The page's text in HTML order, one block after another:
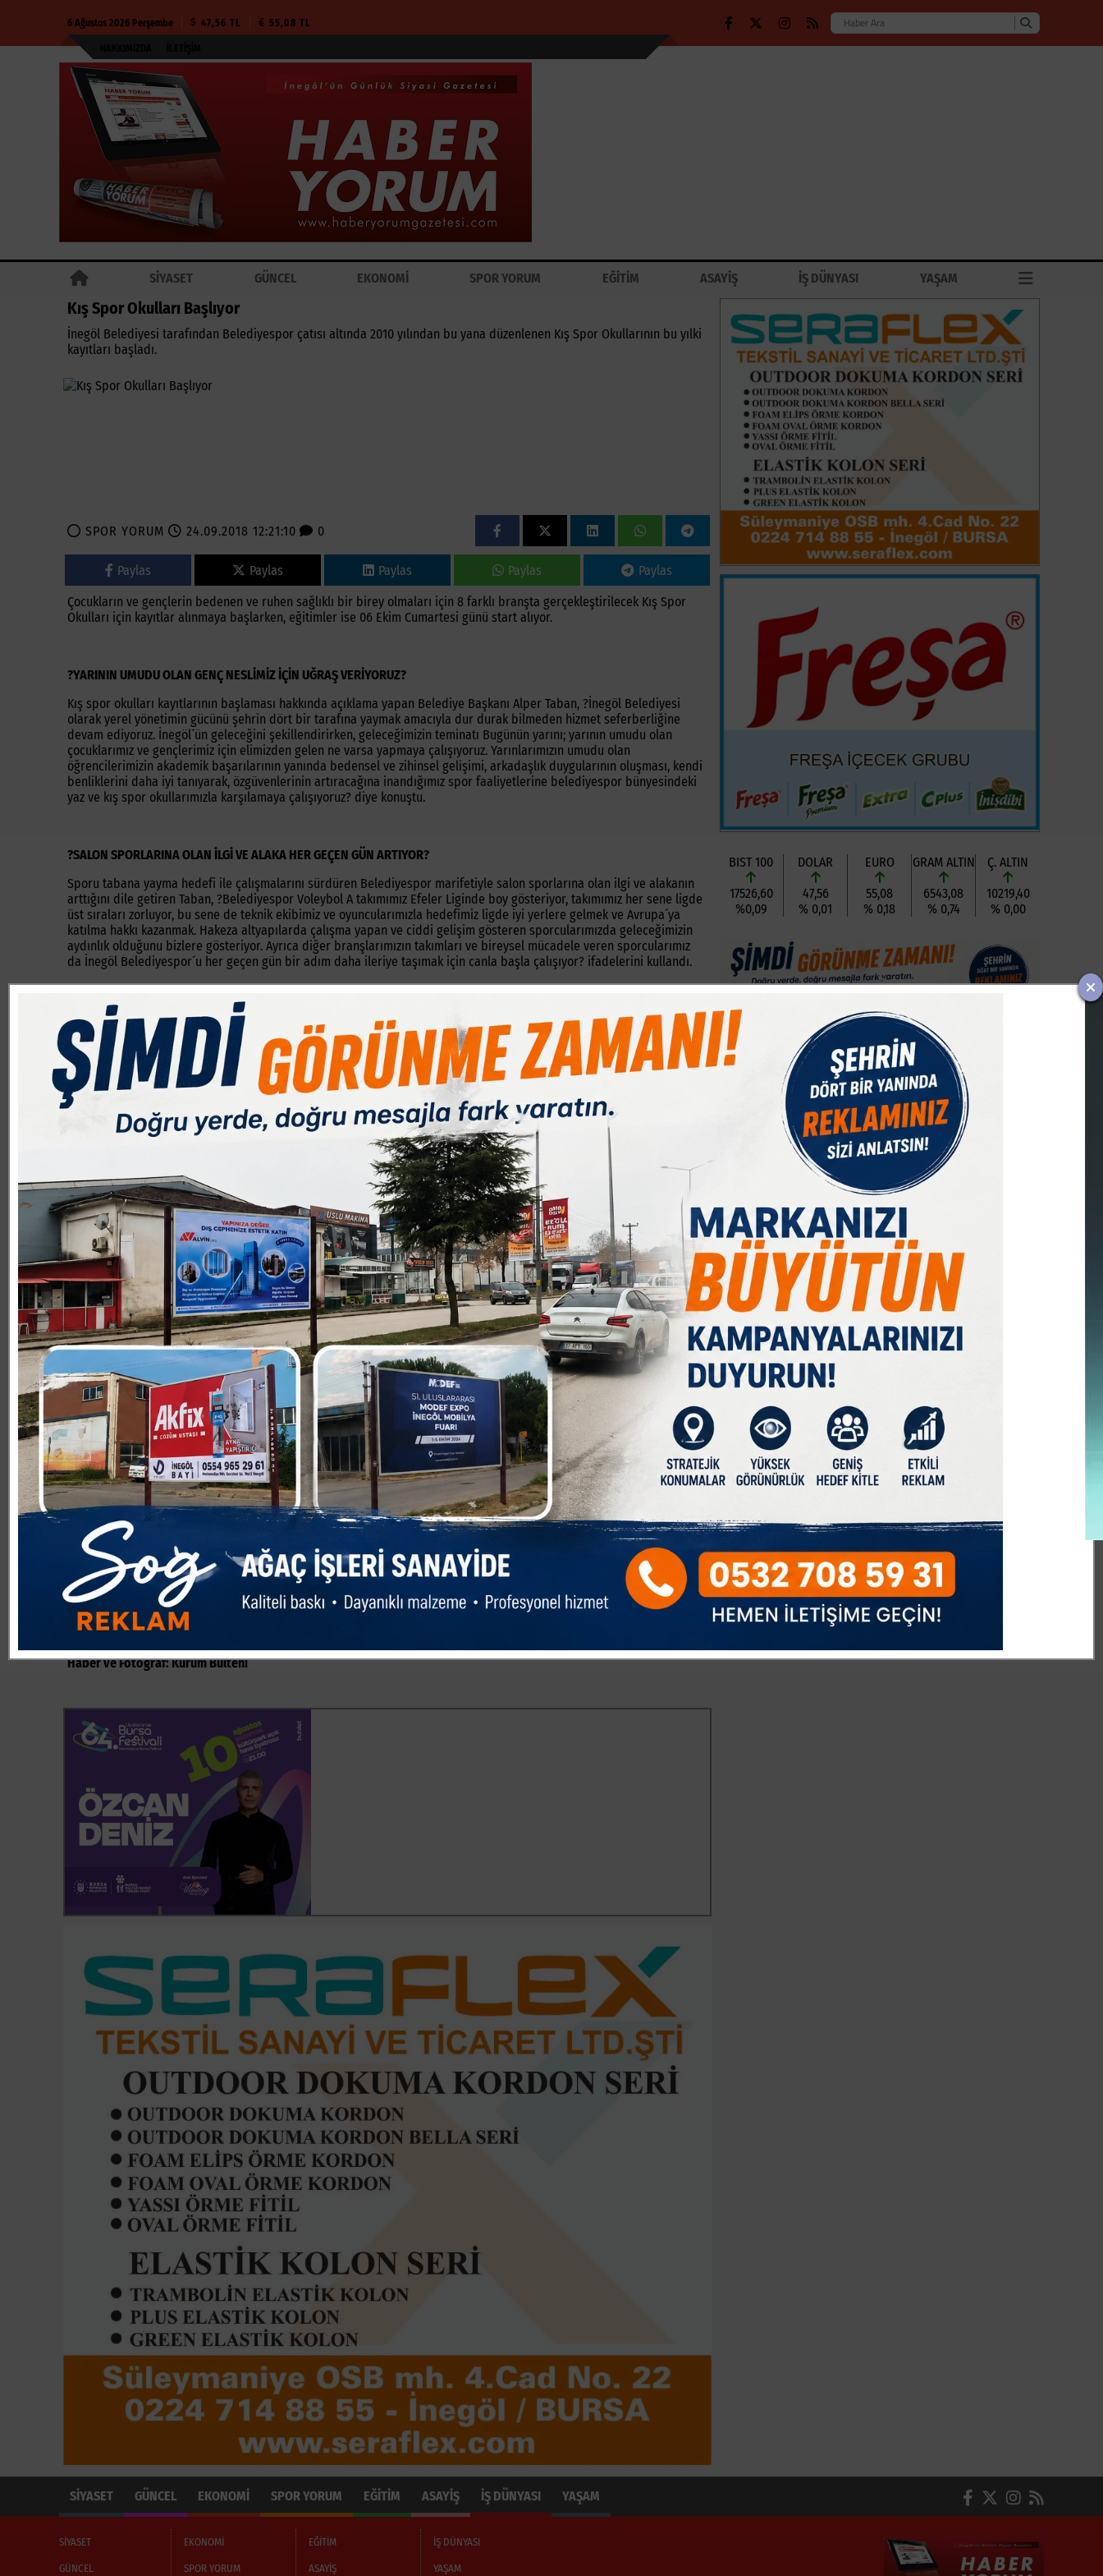
6 Ağustos 2026 Perşembe 47,56 TL 55,08 TL
SİYASET GÜNCEL EKONOMİ SPOR YORUM EĞİTİM ASAYİŞ İŞ DÜNYASI YAŞAM
Kış Spor Okulları Başlıyor
İnegöl Belediyesi tarafından Belediyespor çatısı altında 2010 yılından bu yana düzenlenen Kış Spor Okullarının bu yılki
kayıtları başladı.
SPOR YORUM 24.09.2018 12:21:10 0
Paylas Paylas Paylas Paylas Paylas
Çocukların ve gençlerin bedenen ve ruhen sağlıklı bir birey olmaları için 8 farklı branşta gerçekleştirilecek Kış Spor
Okulları için kayıtlar alınmaya başlarken, eğitimler ise 06 Ekim Cumartesi günü start alıyor.
?YARININ UMUDU OLAN GENÇ NESLİMİZ İÇİN UĞRAŞ VERİYORUZ?
Kış spor okulları kayıtlarının başlaması hakkında açıklama yapan Belediye Başkanı Alper Taban, ?İnegöl Belediyesi
olarak yerel yönetimin gücünü şehrin dört bir tarafına yaymak amacıyla dur durak bilmeden hizmet seferberliğine
devam ediyoruz. İnegöl´ün geleceğini şekillendirirken, geleceğimizin teminatı Bugünün yarını; yarının umudu olan
çocuklarımız ve gençlerimiz için elimizden gelen ne varsa yapmaya çalışıyoruz. Yarınlarımızın umudu olan
öğrencilerimizin akademik başarılarının yanında bedensel ve zihinsel gelişimi, arkadaşlık duygularının oluşması, kendi
benliklerini daha iyi tanıyarak, özgüvenlerinin artıracağına inandığımız spor faaliyetlerine belediyespor bünyesindeki
yaz ve kış spor okullarımızla karşılamaya çalışıyoruz? diye konuştu.
?SALON SPORLARINA OLAN İLGİ VE ALAKA HER GEÇEN GÜN ARTIYOR?
Sporu tabana yayma hedefi ile çalışmalarını sürdüren Belediyespor marifetiyle salon sporlarına olan ilgi ve alakanın
arttığını dile getiren Taban, ?Belediyespor Voleybol A takımımız Efeler Liginde boy gösteriyor, takımımız her sene ligde
üst sıraları zorluyor, bu sene de teknik ekibimiz ve oyuncularımızla hedefimiz ligde iyi yerlere gelmek ve Avrupa´ya
katılma hakkı kazanmak. Hakeza altyapılarda çalışma yapan ve ciddi gelişim gösteren sporcularımızda geleceğimizin
aydınlık olduğunu bizlere gösteriyor. Ayrıca diğer branşlarımızın takımları ve bireysel mücadele veren sporcularımız
da İnegöl Belediyespor´u her geçen gün bir adım daha ileriye taşımak için canla başla çalışıyor? ifadelerini kullandı.
KIŞ SPOR OKULLARI 8 BRANŞ İLE EĞİTİM VERECEK
?Spor Kenti İnegöl? sloganıyla sporun ve sporcunun her zaman yanında olma anlayışıyla 2006 yılından beri devam
ettiğimiz yaz spor okulu uygulamamıza bilindiği üzere 2010 yılında Kış Spor Okullarını da dahil ettiklerini belirten
Taban, ?Artık başta öğrencilerimiz olmak üzere, yetişkin halkımızda kış döneminde salon sporlarından
faydalanabiliyorlar. Halkımızdan gelen talepleri dikkate alarak bu yıl Kış Spor Okullarımızı toplam 8 branşta
düzenliyoruz. Bu spor branşlarımızı sizlerle paylaşmak istiyorum; Voleybol, Basketbol, Masa Tenisi, Yüzme, Jimnastik,
DOSTUM bünyesinde yoğun bir rağbet gören Oryantiring ve Okçuluk ile Dağcılık Sportif Tırmanışı branşlarında
vereceğimiz eğitimler ile çocuklarımızın bedenen ve ruhen sağlıklı birey olmalarını sağlayacağız? diye konuştu.
?ÇOCUKLARIMIZA YATIRIM GELECEĞİMİZE YATIRIMDIR?
Taban konuşmasının devamında; ?Bugünün Yarını; Yarının Umudu Olan sevgili çocuklarımızın bu spor branşları ile
çalışmalarını yapacakları yerleri ise şöyle belirtirsek, Voleybol, Basketbol, Masa Tenisi, Jimnastik, Okçuluk ve Dağcılık
Sportif Tırmanış çalışmaları Belediye Spor Salonunda, Oryantiring çalışmaları Kültür park içinde, Yüzme branşımız
Okyanus Koleji Yüzme Havuzunda olacak. Çocuklarımızın yeteneklerini geliştirmelerine imkan sağlayan, onlara spor
alışkanlığı kazandıran kış spor okullarımız ile sağlıklı nesiller yetiştirmeyi hedeflemekteyiz. Şunu unutmayalım ki
çocuklarımıza yatırım geleceğimize yatırımdır? dedi.
06 EKİM CUMARTESİ BAŞLIYOR
Kış Spor Okulların eğitimlerin 06 Ekim Cumartesi günü başlayacağını belirten Taban, ?Kış Spor Okulları ücretlerimiz
Voleybol 50 TL, Basketbol 60 TL, Yüzme 190 TL (servis dahil), Masa Tenisi 35 TL, Oryantiring 50 TL, Jimnastik 70 TL,
Okçuluk 50 TL ve Dağcılık Sportif Tırmanış branşında 40 TL olarak belirlendi. Ücret yatırma ve kayıt işlemleri Kültür
park içi Belediyespor salonunda olacak. Kayıt yaptıran tüm öğrencilerimize forma ve tişört hediye edeceğiz. Şunu da
belirtmek isterim ki kış spor okullarında bir branşın açılabilmesi için yeterli çoğunluğun sağlanması gerekmektedir.
Eğitimleri hafta sonu verileceği Kış Spor Okullarına kayıt için 713 90 20 nolu telefondan veya
www.inegolbelediyespor.org adresinden daha fazla da bilgi alınabilir? açıklamasında bulundu.
Taban son olarak, ?Düzenlemiş olduğumuz Kış Spor Okulları çalışmalarımız ile ilçemizde yetenekli yavrularımıza daha
düzenli ve programlı spor yapma imkanı sunarken, sporu ilçe geneline yayma hedefimizi de hızlı bir şekilde
gerçekleştirmeye çalışıyoruz. Bu vesile ile tüm ilçe halkımızı sağlıklı bir yaşam için spor yapmaya ve çocuklarımızın
sağlıklı gelişimine yardımcı olacak Kış Spor Okullarımıza kayıt yaptırmaya davet ediyor, hepinizi sevgi ve saygı ile
selamlıyorum? şeklinde konuştu.
Haber ve Fotoğraf: Kurum Bülteni
BIST 100
17526,60
%0,09
DOLAR
47,56
% 0,01
EURO
55,08
% 0,18
GRAM ALTIN
6543,08
% 0,74
Ç. ALTIN
10219,40
% 0,00
SİYASET GÜNCEL EKONOMİ SPOR YORUM EĞİTİM ASAYİŞ İŞ DÜNYASI YAŞAM
SİYASET
GÜNCEL
EKONOMİ
SPOR YORUM
EĞİTİM
ASAYİŞ
İŞ DÜNYASI
YAŞAM